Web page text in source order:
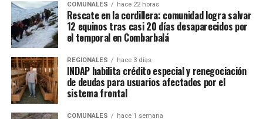
COMUNALES hace 22 horas
Rescate en la cordillera: comunidad logra salvar
12 equinos tras casi 20 días desaparecidos por
el temporal en Combarbalá
REGIONALES hace 3 días
INDAP habilita crédito especial y renegociación
de deudas para usuarios afectados por el
sistema frontal
COMUNALES hace 1 semana